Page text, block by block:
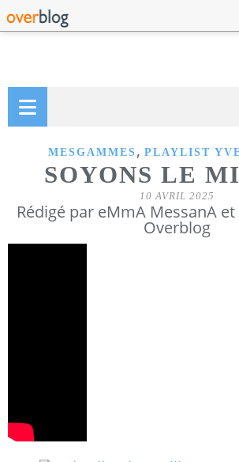
MESGAMMES , PLAYLIST
SOYONS LE
10 AVRIL 2025
Rédigé par eMmA MessanA
Overblog